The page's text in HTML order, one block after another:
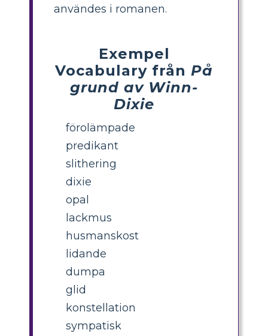
användes i romanen.
Exempel
Vocabulary från På
grund av Winn-
Dixie
förolämpade
predikant
slithering
dixie
opal
lackmus
husmanskost
lidande
dumpa
glid
konstellation
sympatisk